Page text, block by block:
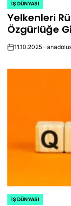
POSTED
IN
İŞ DÜNYASI
Yelkenleri
Özgürlüğe
on11.10.2025
POSTED
İŞ DÜNYASI